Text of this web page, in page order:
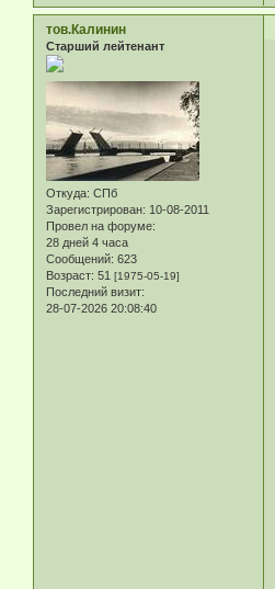
тов.Калинин
Старший лейтенант
Откуда: СПб
Зарегистрирован: 10-08-2011
Провел на форуме:
28 дней 4 часа
Сообщений: 623
Возраст: 51 [1975-05-19]
Последний визит:
28-07-2026 20:08:40